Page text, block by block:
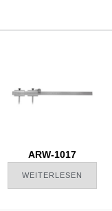
ARW-1017
WEITERLESEN